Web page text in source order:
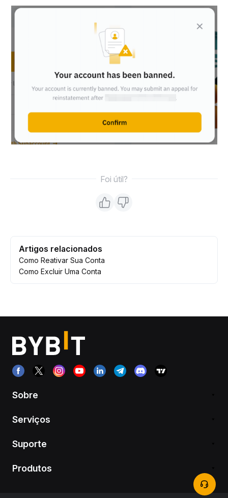
Foi útil?
Artigos relacionados
Como Reativar Sua Conta
Como Excluir Uma Conta
Sobre
Serviços
Suporte
Produtos